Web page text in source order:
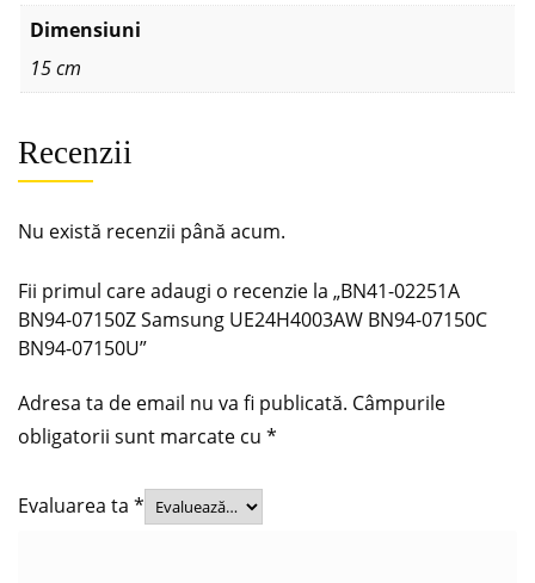
Dimensiuni
15 cm
Recenzii
Nu există recenzii până acum.
Fii primul care adaugi o recenzie la „BN41-02251A
BN94-07150Z Samsung UE24H4003AW BN94-07150C
BN94-07150U”
Adresa ta de email nu va fi publicată. Câmpurile
obligatorii sunt marcate cu *
Evaluarea ta *